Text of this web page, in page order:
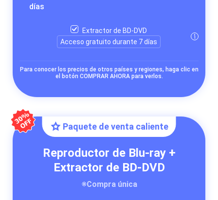
días
Extractor de BD-DVD
Acceso gratuito durante 7 días
Para conocer los precios de otros países y regiones, haga clic en
el botón COMPRAR AHORA para verlos.
Paquete de venta caliente
Reproductor de Blu-ray +
Extractor de BD-DVD
※Compra única